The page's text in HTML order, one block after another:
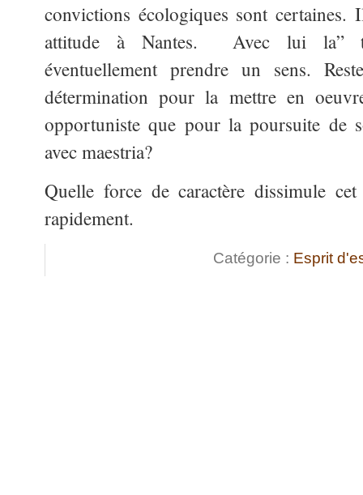
convictions écologiques sont certaines.
attitude à Nantes. Avec lui la”
éventuellement prendre un sens.
détermination pour la mettre en
opportuniste que pour la poursuite de
avec maestria?
Quelle force de caractère dissimule
rapidement.
Catégorie : Esprit